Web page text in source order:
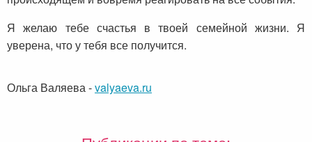
Я желаю тебе счастья в твоей семейной жизни. Я
уверена, что у тебя все получится.
Ольга Валяева-valyaeva.ru